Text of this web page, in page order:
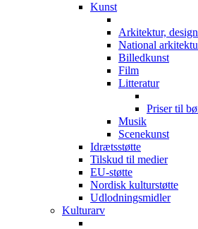
Kunst
Arkitektur,
National
Billedkunst
Film
Litteratur
Priser til
Musik
Scenekunst
Idrætsstøtte
Tilskud til medier
EU-støtte
Nordisk kulturstøtte
Udlodningsmidler
Kulturarv